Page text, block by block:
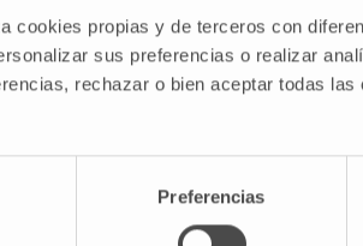
cookies propias y de terceros con
sus preferencias o realizar
rechazar o bien aceptar todas
Preferencias